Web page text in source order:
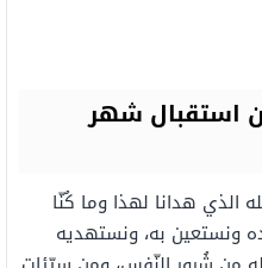
استقبال شهر
الذي هدانا لهذا وما كُنّا
ونستعين به، ونستهديه